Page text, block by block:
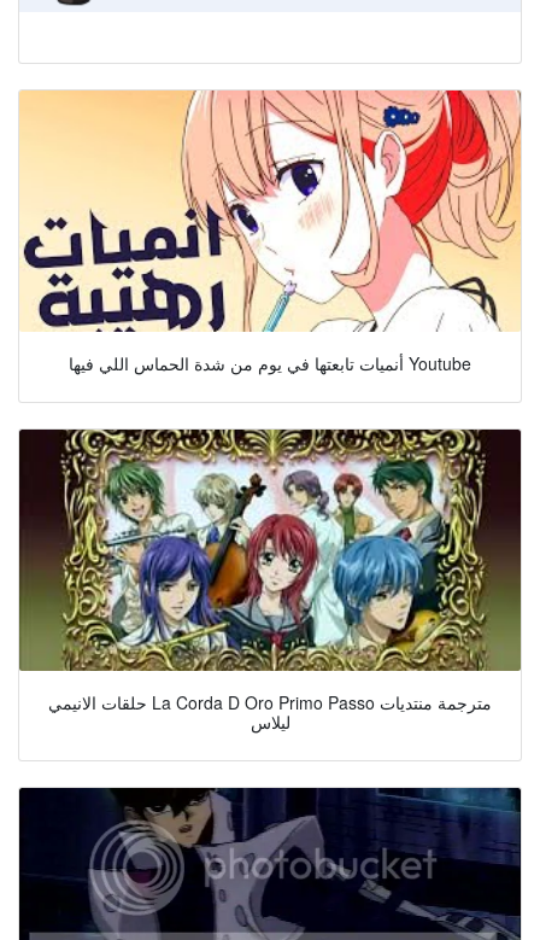
أنميات تابعتها في يوم من شدة الحماس اللي فيها Youtube
حلقات الانيمي La Corda D Oro Primo Passo مترجمة منتديات
ليلاس